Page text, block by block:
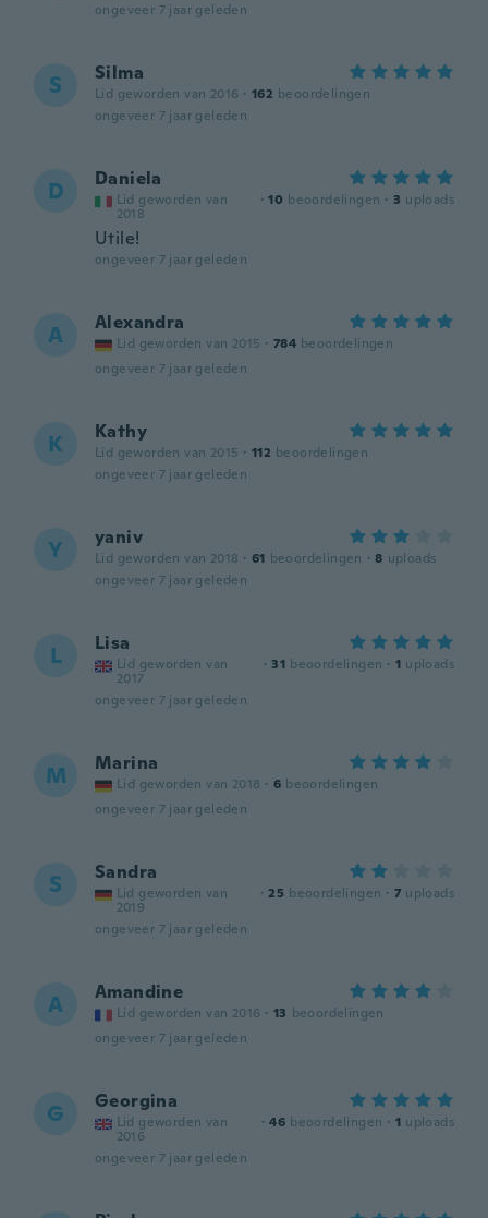
ongeveer 7 jaar geleden
S Silma
Lid geworden van 2016 · 162 beoordelingen
ongeveer 7 jaar geleden
D Daniela
Lid geworden van
2018
· 10 beoordelingen · 3 uploads
Utile!
ongeveer 7 jaar geleden
A Alexandra
Lid geworden van 2015 · 784 beoordelingen
ongeveer 7 jaar geleden
K Kathy
Lid geworden van 2015 · 112 beoordelingen
ongeveer 7 jaar geleden
Y yaniv
Lid geworden van 2018 · 61 beoordelingen · 8 uploads
ongeveer 7 jaar geleden
L Lisa
Lid geworden van
2017
· 31 beoordelingen · 1 uploads
ongeveer 7 jaar geleden
M Marina
Lid geworden van 2018 · 6 beoordelingen
ongeveer 7 jaar geleden
S Sandra
Lid geworden van
2019
· 25 beoordelingen · 7 uploads
ongeveer 7 jaar geleden
A Amandine
Lid geworden van 2016 · 13 beoordelingen
ongeveer 7 jaar geleden
G Georgina
Lid geworden van
2016
· 46 beoordelingen · 1 uploads
ongeveer 7 jaar geleden